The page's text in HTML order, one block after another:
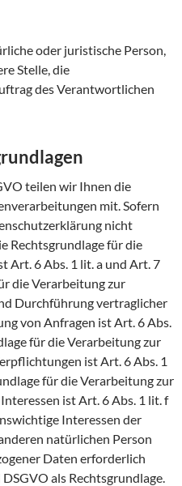
oder juristische Person,
Stelle, die
des Verantwortlichen
teilen wir Ihnen die
mit. Sofern
nicht
Rechtsgrundlage für die
Art. 6 Abs. 1 lit. a und Art. 7
die Verarbeitung zur
Durchführung vertraglicher
von Anfragen ist Art. 6 Abs.
für die Verarbeitung zur
ist Art. 6 Abs. 1
für die Verarbeitung zur
ist Art. 6 Abs. 1 lit. f
Interessen der
natürlichen Person
Daten erforderlich
als Rechtsgrundlage.